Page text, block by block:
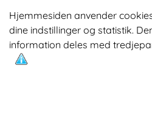
Hjemmesiden anvender
dine indstillinger og statistik.
information deles med
Populære produkter
Odin R900 Romaskine
Odin S900 Spinningcykel